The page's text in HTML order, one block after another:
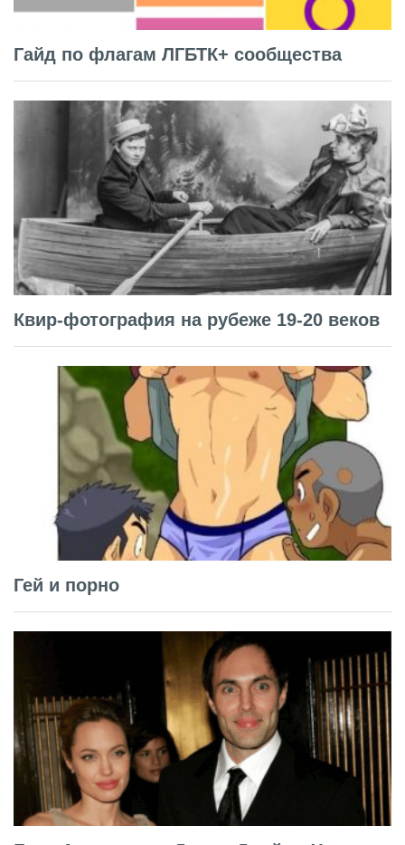
Гайд по флагам ЛГБТК+ сообщества
Квир-фотография на рубеже 19-20 веков
Гей и порно